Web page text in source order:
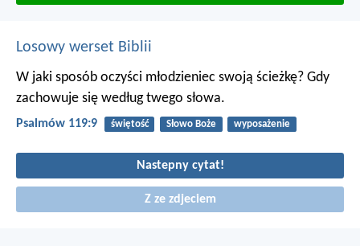
Losowy werset Biblii
W jaki sposób oczyści młodzieniec swoją ścieżkę? Gdy
zachowuje się według twego słowa.
Psalmów 119:9 świętość Słowo Boże wyposażenie
Nastepny cytat!
Z ze zdjeciem